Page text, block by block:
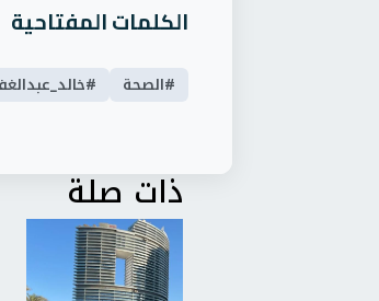
الكلمات المفتاحية
#الصحة
ذات صلة